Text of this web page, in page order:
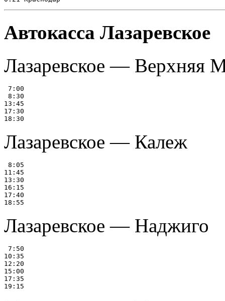
Автокасса Лазаревское
Лазаревское — Верхняя
7:00
8:30
13:45
17:30
Лазаревское — Калеж
8:05
11:45
13:30
16:15
17:40
Лазаревское — Наджиго
7:50
10:35
12:20
15:00
17:35